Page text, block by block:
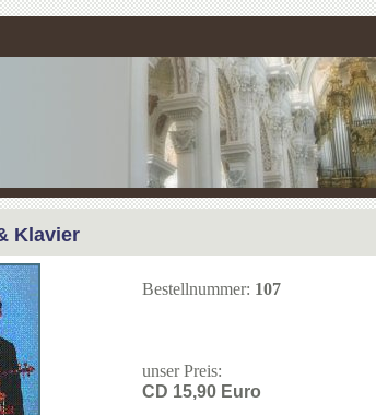
Klavier
Bestellnummer: 107
unser Preis:
CD 15,90 Euro